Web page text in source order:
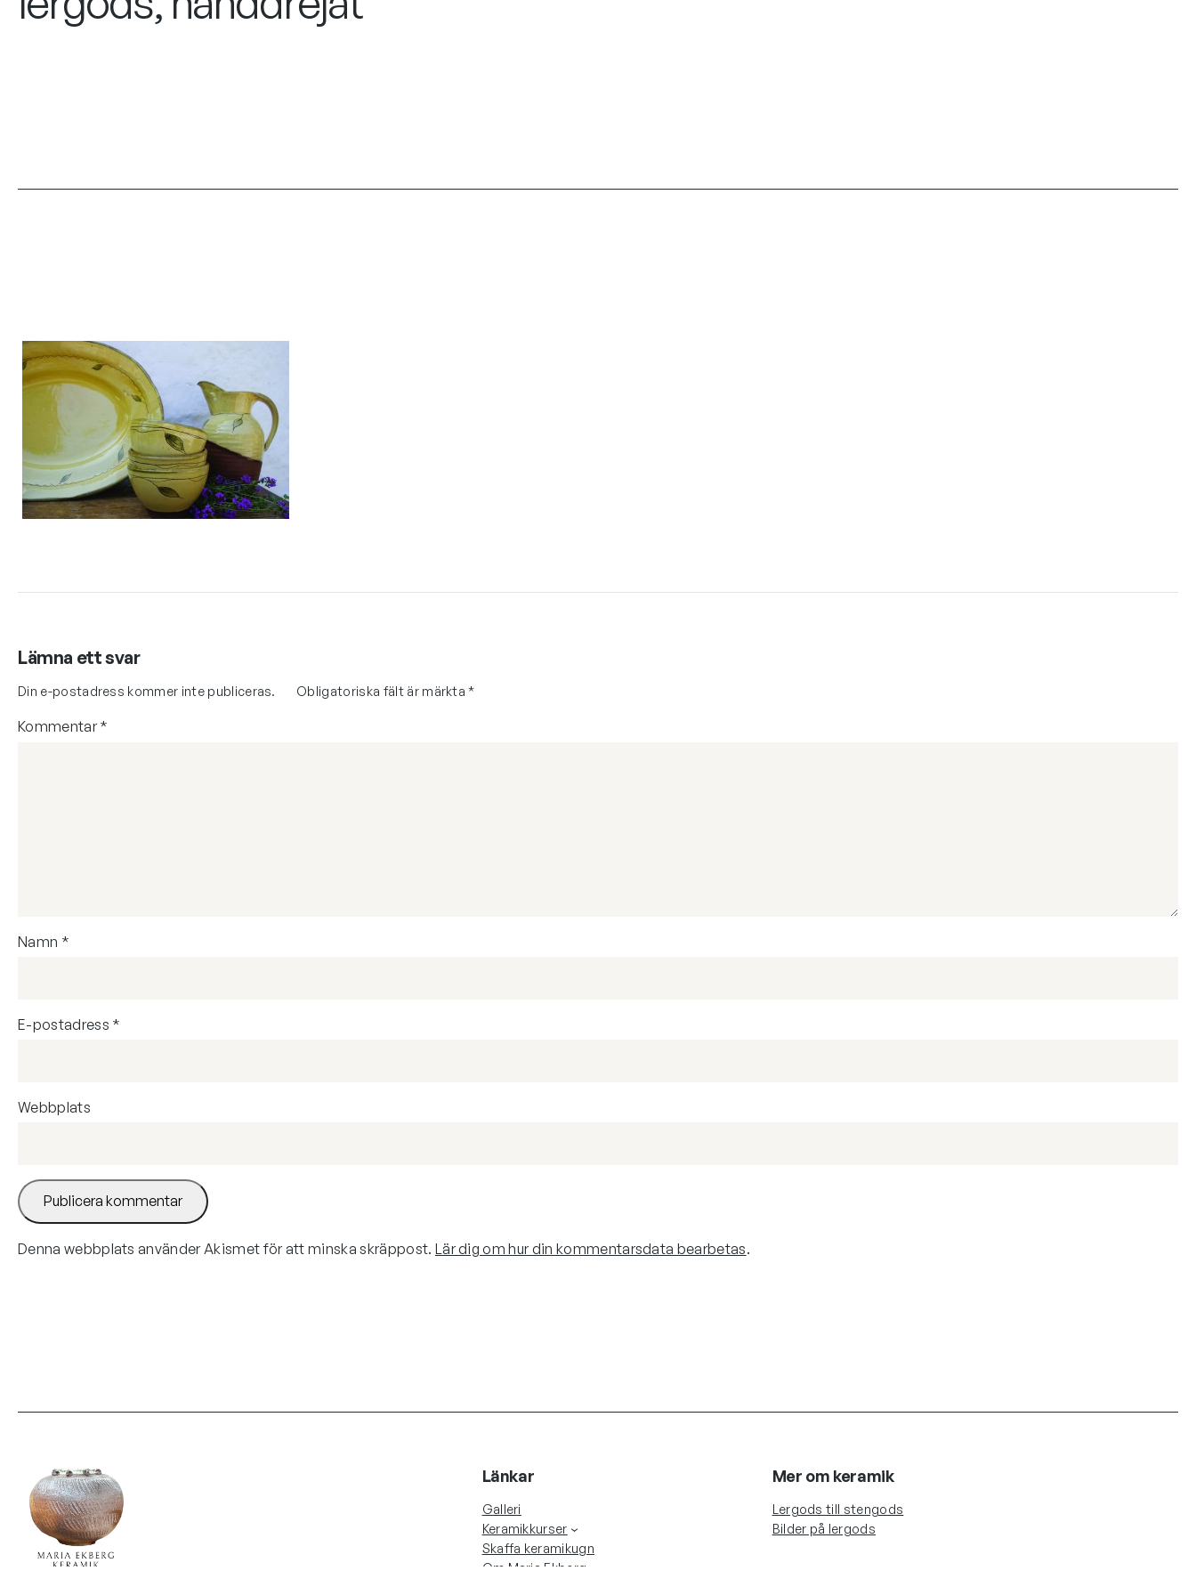
Lämna ett svar
Din e-postadress kommer inte publiceras. Obligatoriska fält är märkta*
Kommentar*
Namn *
E-postadress *
Webbplats
Denna webbplats använder Akismet för att minska skräppost. Lär dig om hur din kommentarsdata bearbetas.
Länkar
Galleri
Keramikkurser
Skaffa keramikugn
Om Maria Ekberg
Mer om keramik
Lergods till stengods
Bilder på lergods